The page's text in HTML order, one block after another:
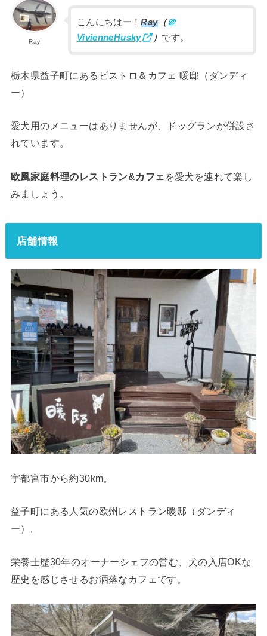
Ray
こんにちはー！Ray（＠
VivienneHusky
） です。
栃木県益子町にあるビストロ＆カフェ 暖邸（ダンディ
ー）
愛犬用のメニューはありませんが、ドッグランが併設さ
れています。
欧風家庭料理のレストラン&カフェ を愛犬を連れて楽し
みましょう。
店舗情報
宇都宮市から約30km。
益子町にある人気の欧州レストラン暖邸（ダンディ
ー）。
栄養士歴30年のオーナーシェフの営む、犬の入店OKな
歴史を感じさせるお洒落なカフェです。